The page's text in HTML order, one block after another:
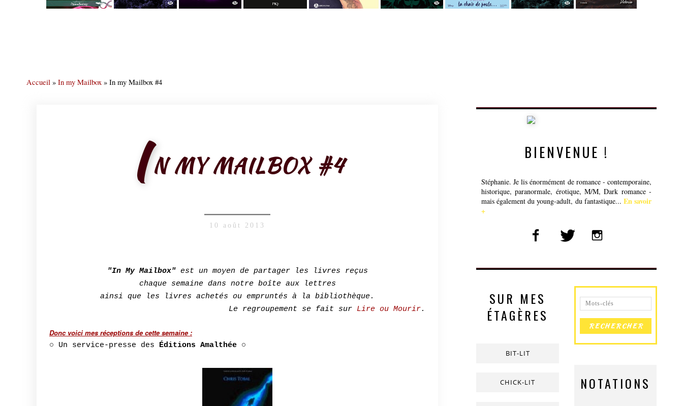
Accueil » In my Mailbox » In my Mailbox #4
IN MY MAILBOX #4
10 août 2013
"In My Mailbox"est un moyen de partager les livres reçus
chaque semaine dans notre boîte aux lettres
ainsi que les livres achetés ou empruntés à la bibliothèque.
Le regroupement se fait sur Lire ou Mourir.
Donc voici mes réceptions de cette semaine :
○ Un service-presse des Éditions Amalthée ○
BIENVENUE !
Stéphanie. Je lis énormément de romance - contemporaine,
historique, paranormale, érotique, M/M, Dark romance -
mais également du young-adult, du fantastique... En savoir
+
SUR MES
ÉTAGÈRES
BIT-LIT
CHICK-LIT NOTATIONS